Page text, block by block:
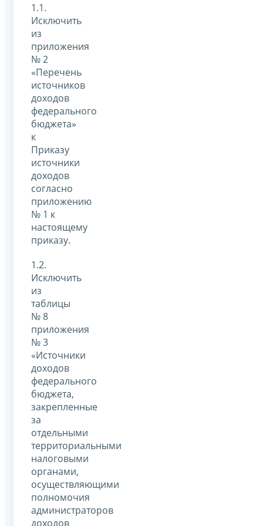
1.1.
Исключить
из
приложения
№ 2
«Перечень
источников
доходов
федерального
бюджета»
к
Приказу
источники
доходов
согласно
приложению
№ 1 к
настоящему
приказу.
1.2.
Исключить
из
таблицы
№ 8
приложения
№ 3
«Источники
доходов
федерального
бюджета,
закрепленные
за
отдельными
территориальными
налоговыми
органами,
осуществляющими
полномочия
администраторов
доходов